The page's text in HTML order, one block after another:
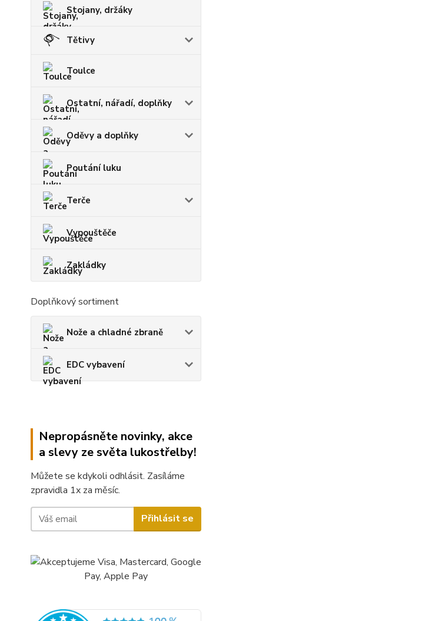
Stojany, držáky
Tětivy
Toulce
Ostatní, nářadí, doplňky
Oděvy a doplňky
Poutání luku
Terče
Vypouštěče
Zakládky
Doplňkový sortiment
Nože a chladné zbraně
EDC vybavení
Nepropásněte novinky, akce
a slevy ze světa lukostřelby!
Můžete se kdykoli odhlásit. Zasíláme
zpravidla 1x za měsíc.
Přihlásit se